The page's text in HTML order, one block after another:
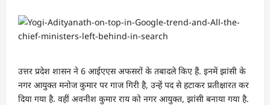
उत्तर प्रदेश शासन ने 6 आईएएस अफसरों के तबादले किए हैं. इनमें झांसी के
नगर आयुक्त मनोज कुमार पर गाज गिरी है, उन्हें पद से हटाकर प्रतीक्षारत कर
दिया गया है. वहीं अवनीश कुमार राय को नगर आयुक्त, झांसी बनाया गया है.